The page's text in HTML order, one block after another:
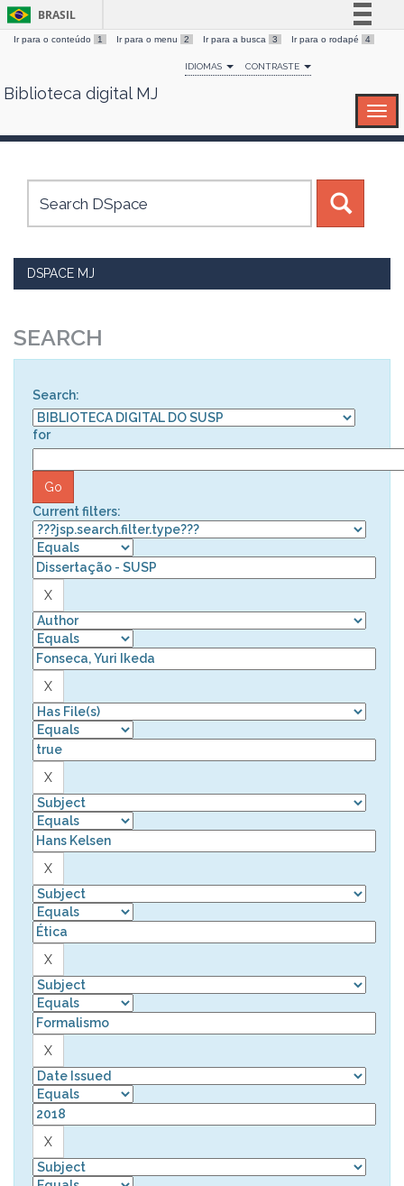
Skip
BRASIL
Simplifique!
Comunica BR
Canais
Ir para o conteúdo 1 Ir para o menu 2 Ir para a busca 3 Ir para o rodapé 4
IDIOMAS CONTRASTE
Biblioteca digital MJ
DSPACE MJ
SEARCH
Search:
for
Current filters: